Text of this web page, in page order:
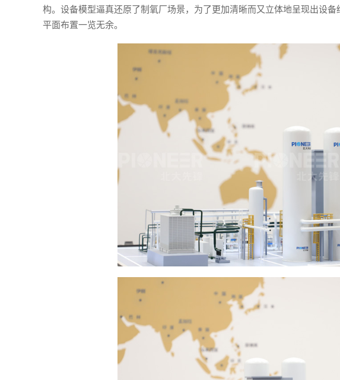
构。设备模型逼真还原了制氧厂场景，为了更加清晰而又立体地呈现出设
平面布置一览无余。